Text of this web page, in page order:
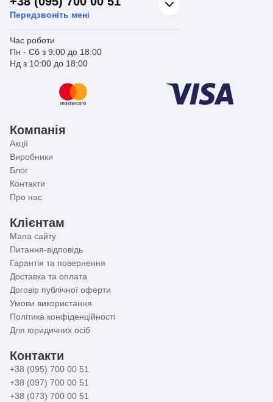
Передзвоніть мені
Час роботи
Пн - Сб з 9:00 до 18:00
Нд з 10:00 до 18:00
Компанія
Акції
Виробники
Блог
Контакти
Про нас
Клієнтам
Мапа сайту
Питання-відповідь
Гарантія та повернення
Доставка та оплата
Договір публічної оферти
Умови використання
Політика конфіденційності
Для юридичних осіб
Контакти
+38 (095) 700 00 51
+38 (097) 700 00 51
+38 (073) 700 00 51